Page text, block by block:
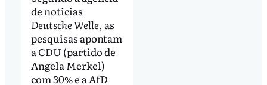
de noticias
Deutsche Welle, as
pesquisas apontam
a CDU (partido de
Angela Merkel)
com 30% e a AfD